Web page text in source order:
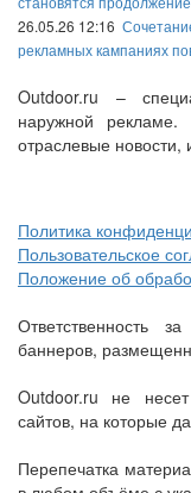
26.05.26 12:16
рекламных кампаниях
Outdoor.ru –
наружной рекламе.
отраслевые
Политика
Пользовательское
Положение об
Ответственность
баннеров,
Outdoor.ru не
сайтов, на которые
Перепечатка